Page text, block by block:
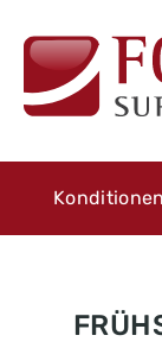
Konditionen